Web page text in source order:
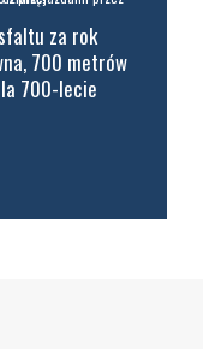
za rok
700 metrów
700-lecie